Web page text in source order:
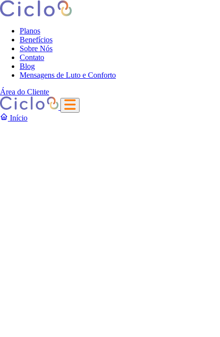
Planos
Benefícios
Sobre Nós
Contato
Blog
Mensagens de Luto e Conforto
Área do Cliente
Início